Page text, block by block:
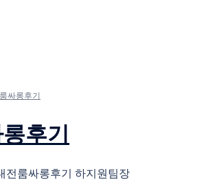
싸롱후기
후기
전룸싸롱후기 하지원팀장